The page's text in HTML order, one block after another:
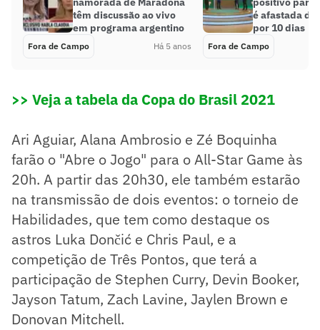
têm discussão ao vivo
em programa argentino
Fora de Campo Há 5 anos
é afastada do
por 10 dias
Fora de Campo
>> Veja a tabela da Copa do Brasil 2021
Ari Aguiar, Alana Ambrosio e Zé Boquinha
farão o "Abre o Jogo" para o All-Star Game às
20h. A partir das 20h30, ele também estarão
na transmissão de dois eventos: o torneio de
Habilidades, que tem como destaque os
astros Luka Dončić e Chris Paul, e a
competição de Três Pontos, que terá a
participação de Stephen Curry, Devin Booker,
Jayson Tatum, Zach Lavine, Jaylen Brown e
Donovan Mitchell.